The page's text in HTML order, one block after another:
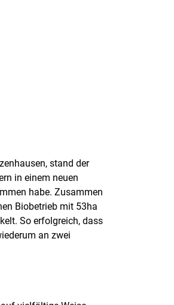
stand der
in einem neuen
habe. Zusammen
Biobetrieb mit 53ha
So erfolgreich, dass
an zwei